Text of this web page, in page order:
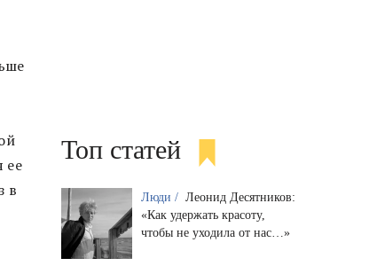
ее
в
Топ статей
Люди / Леонид Десятников:
«Как удержать красоту,
чтобы не уходила от нас…»